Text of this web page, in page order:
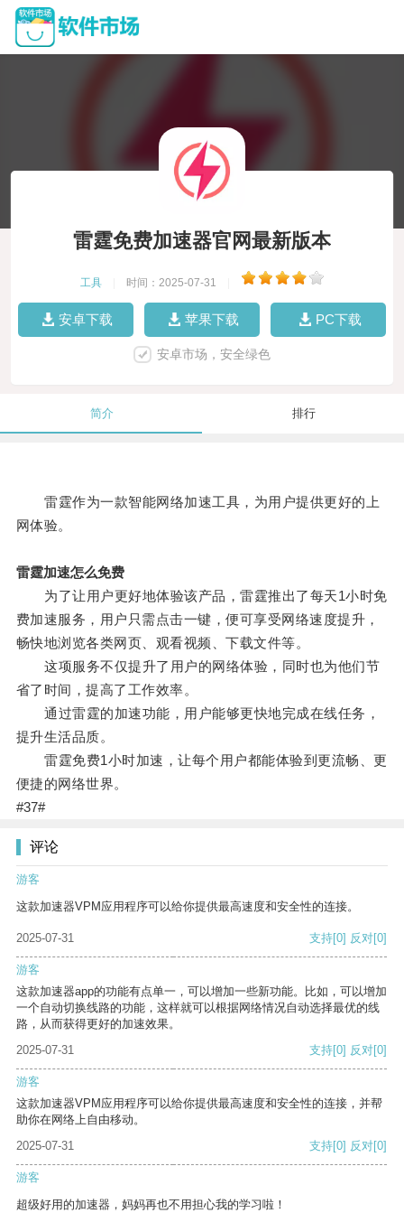
雷霆免费加速器官网最新版本
工具 时间：2025-07-31
安卓下载 苹果下载 PC下载
安卓市场，安全绿色
简介 排行
雷霆作为一款智能网络加速工具，为用户提供更好的上
网体验。
雷霆加速怎么免费
为了让用户更好地体验该产品，雷霆推出了每天1小时免
费加速服务，用户只需点击一键，便可享受网络速度提升，
畅快地浏览各类网页、观看视频、下载文件等。
这项服务不仅提升了用户的网络体验，同时也为他们节
省了时间，提高了工作效率。
通过雷霆的加速功能，用户能够更快地完成在线任务，
提升生活品质。
雷霆免费1小时加速，让每个用户都能体验到更流畅、更
便捷的网络世界。
#37#
评论
游客
这款加速器VPM应用程序可以给你提供最高速度和安全性的连接。
2025-07-31 支持[0] 反对[0]
游客
这款加速器app的功能有点单一，可以增加一些新功能。比如，可以增加
一个自动切换线路的功能，这样就可以根据网络情况自动选择最优的线
路，从而获得更好的加速效果。
2025-07-31
支持[0] 反对[0]
游客
这款加速器VPM应用程序可以给你提供最高速度和安全性的连接，并帮
助你在网络上自由移动。
2025-07-31
支持[0] 反对[0]
游客
超级好用的加速器，妈妈再也不用担心我的学习啦！